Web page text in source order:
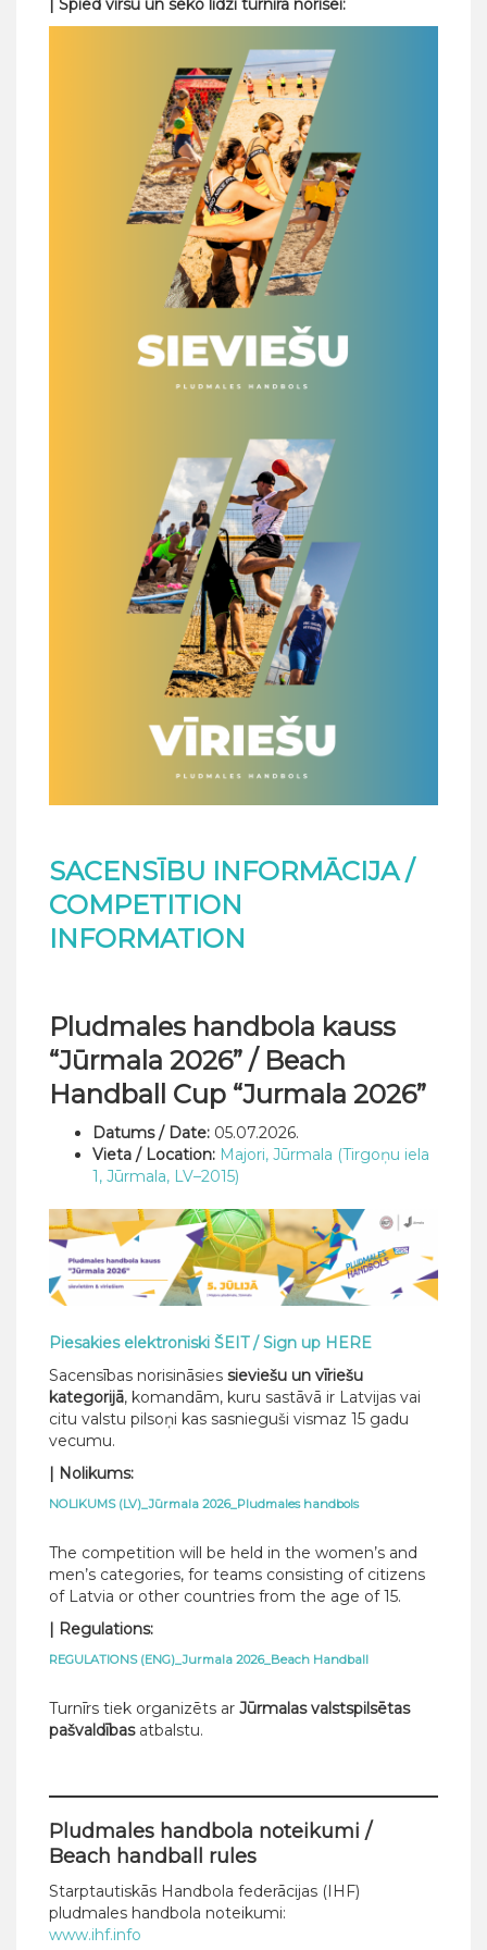
| Spied virsū un seko līdzi turnīra norisei:
SACENSĪBU INFORMĀCIJA /
COMPETITION
INFORMATION
Pludmales handbola kauss
“Jūrmala 2026” / Beach
Handball Cup “Jurmala 2026”
Datums / Date: 05.07.2026.
Vieta / Location: Majori, Jūrmala (Tirgoņu iela
1, Jūrmala, LV–2015)
Piesakies elektroniski ŠEIT / Sign up HERE
Sacensības norisināsies sieviešu un vīriešu
kategorijā, komandām, kuru sastāvā ir Latvijas vai
citu valstu pilsoņi kas sasnieguši vismaz 15 gadu
vecumu.
| Nolikums:
NOLIKUMS (LV)_Jūrmala 2026_Pludmales handbols
The competition will be held in the women’s and
men’s categories, for teams consisting of citizens
of Latvia or other countries from the age of 15.
| Regulations:
REGULATIONS (ENG)_Jurmala 2026_Beach Handball
Turnīrs tiek organizēts ar Jūrmalas valstspilsētas
pašvaldības atbalstu.
Pludmales handbola noteikumi /
Beach handball rules
Starptautiskās Handbola federācijas (IHF)
pludmales handbola noteikumi:
www.ihf.info